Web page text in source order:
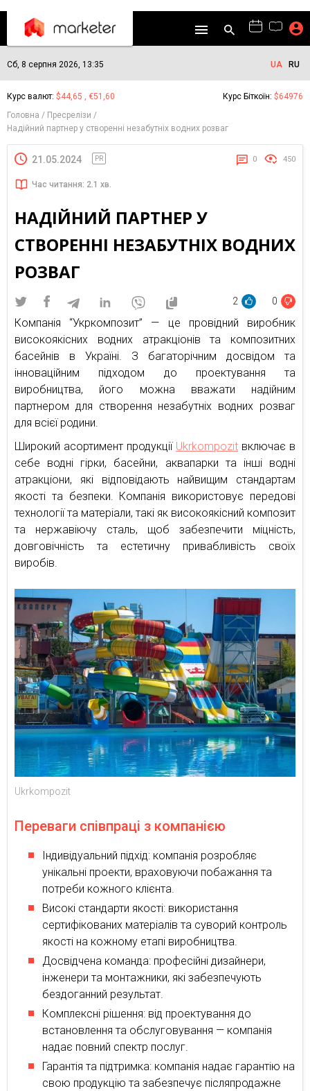
Сб, 8 серпня 2026, 13:35 UA RU
Курс валют: $44,65 , €51,60 Курс Біткоїн: $64976
Головна
Пресрелізи
Надійний партнер у створенні незабутніх водних розваг
21.05.2024 PR 0 450
Час читання: 2.1 хв.
НАДІЙНИЙ ПАРТНЕР У
СТВОРЕННІ НЕЗАБУТНІХ ВОДНИХ
РОЗВАГ
2 0
Компанія “Укркомпозит” — це провідний виробник
високоякісних водних атракціонів та композитних
басейнів в Україні. З багаторічним досвідом та
інноваційним підходом до проектування та
виробництва, його можна вважати надійним
партнером для створення незабутніх водних розваг
для всієї родини.
Широкий асортимент продукції Ukrkompozit включає в
себе водні гірки, басейни, аквапарки та інші водні
атракціони, які відповідають найвищим стандартам
якості та безпеки. Компанія використовує передові
технології та матеріали, такі як високоякісний композит
та нержавіючу сталь, щоб забезпечити міцність,
довговічність та естетичну привабливість своїх
виробів.
Ukrkompozit
Переваги співпраці з компанією
Індивідуальний підхід: компанія розробляє
унікальні проекти, враховуючи побажання та
потреби кожного клієнта.
Високі стандарти якості: використання
сертифікованих матеріалів та суворий контроль
якості на кожному етапі виробництва.
Досвідчена команда: професійні дизайнери,
інженери та монтажники, які забезпечують
бездоганний результат.
Комплексні рішення: від проектування до
встановлення та обслуговування — компанія
надає повний спектр послуг.
Гарантія та підтримка: компанія надає гарантію на
свою продукцію та забезпечує післяпродажне